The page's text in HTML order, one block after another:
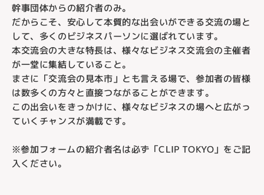
幹事団体からの紹介者のみ。
だからこそ、安心して本質的な出会いができる交流の場と
して、多くのビジネスパーソンに選ばれています。
本交流会の大きな特長は、様々なビジネス交流会の主催者
が一堂に集結していること。
まさに「交流会の見本市」とも言える場で、参加者の皆様
は数多くの方々と直接つながることができます。
この出会いをきっかけに、様々なビジネスの場へと広がっ
ていくチャンスが満載です。
※参加フォームの紹介者名は必ず「CLIP TOKYO」をご記
入ください。